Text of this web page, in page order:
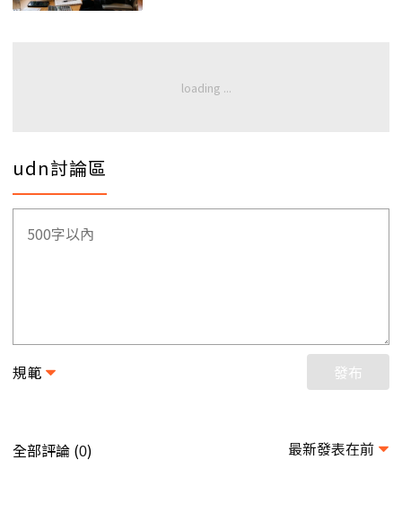
udn討論區
規範 發布
全部評論 (0) 最新發表在前